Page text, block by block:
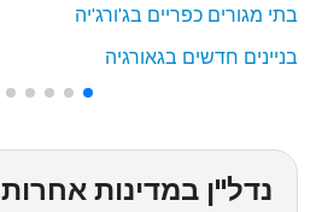
בתי מגורים כפריים בג'ורג'יה
בניינים חדשים בגאורגיה
נדל"ן במדינות אחרות